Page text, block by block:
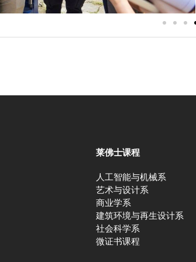
莱佛士课程
人工智能与机械系
艺术与设计系
商业学系
建筑环境与再生设计系
社会科学系
微证书课程